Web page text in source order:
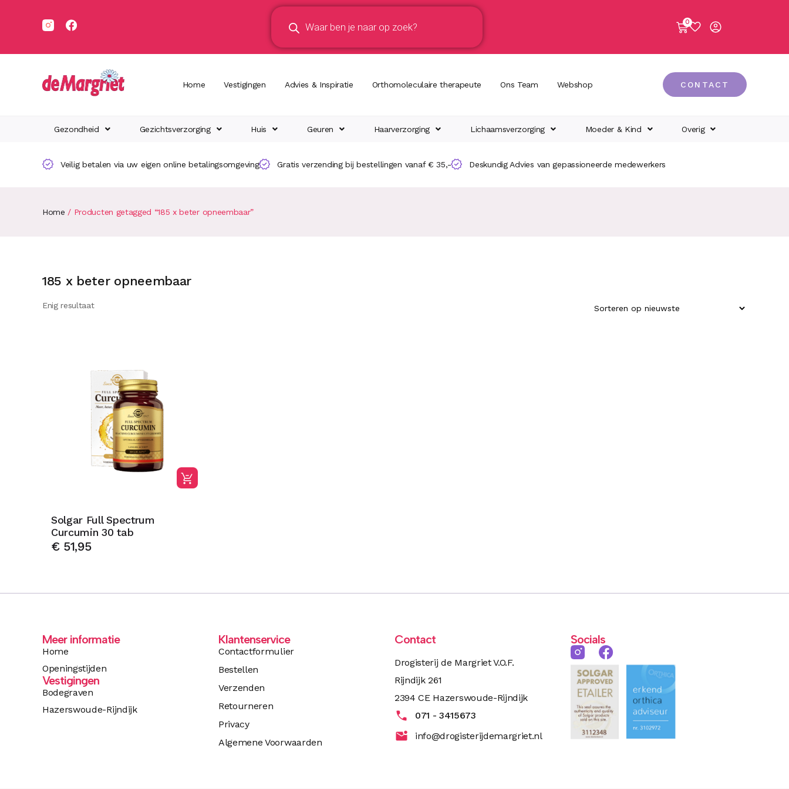
0
Home Vestigingen Advies & Inspiratie Orthomoleculaire therapeute Ons Team Webshop CONTACT
Gezondheid Gezichtsverzorging Huis Geuren Haarverzorging Lichaamsverzorging Moeder & Kind Overig
Veilig betalen via uw eigen online betalingsomgeving Gratis verzending bij bestellingen vanaf € 35,- Deskundig Advies van gepassioneerde medewerkers
Home / Producten getagged “185 x beter opneembaar”
185 x beter opneembaar
Enig resultaat
Solgar Full Spectrum
Curcumin 30 tab
€51,95
Meer informatie
Home
Openingstijden
Vestigingen
Bodegraven
Hazerswoude-Rijndijk
Klantenservice
Contactformulier
Bestellen
Verzenden
Retourneren
Privacy
Algemene Voorwaarden
Contact
Drogisterij de Margriet V.O.F.
Rijndijk 261
2394 CE Hazerswoude-Rijndijk
071 - 3415673
info@drogisterijdemargriet.nl
Socials